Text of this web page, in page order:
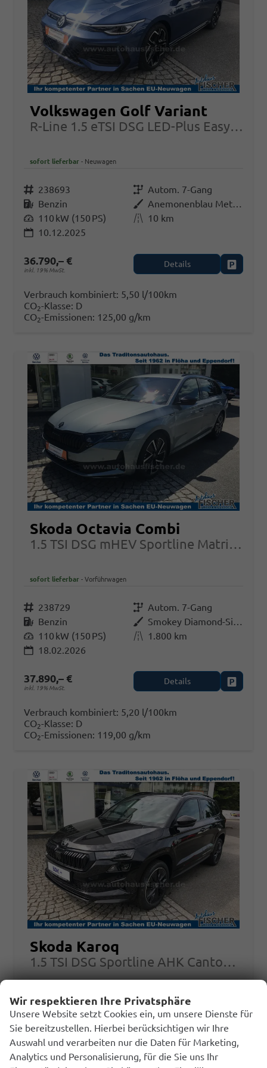
Volkswagen Golf Variant
R-Line 1.5 eTSI DSG LED-Plus Easy Open Kessy AHK
sofort lieferbar Neuwagen
Fahrzeugnr. 238693 GetriebeAutom. 7-Gang
KraftstoffBenzin Außenfarbe
Anemonenblau Metallic
Leistung 110 kW (150 PS) Kilometerstand 10 km
10.12.2025
36.790,– €
inkl. 19% MwSt.
Details
Verbrauch kombiniert: 5,50 l/100km
CO2-Klasse: D
CO2-Emissionen: 125,00 g/km
Skoda Octavia Combi
1.5 TSI DSG mHEV Sportline Matrix-LED beh.WSS AHK
sofort lieferbar Vorführwagen
Fahrzeugnr. 238729 GetriebeAutom. 7-Gang
KraftstoffBenzin Außenfarbe
Smokey Diamond-Silber Metallic
Leistung 110 kW (150 PS) Kilometerstand 1.800 km
18.02.2026
37.890,– €
inkl. 19% MwSt.
Details
Verbrauch kombiniert: 5,20 l/100km
CO2-Klasse: D
CO2-Emissionen: 119,00 g/km
Skoda Karoq
1.5 TSI DSG Sportline AHK Canton AreaView Navi behWSS
sofort lieferbar Vorführwagen
Fahrzeugnr.238775 GetriebeAutom. 7-Gang
KraftstoffBenzin Außenfarbe Black-Magic Perleffekt
Leistung110 kW (150 PS) Kilometerstand1.700 km
Wir respektieren Ihre Privatsphäre
Unsere Website setzt Cookies ein, um unsere Dienste für
Sie bereitzustellen. Hierbei berücksichtigen wir Ihre
Auswahl und verarbeiten nur die Daten für Marketing,
Analytics und Personalisierung, für die Sie uns Ihr